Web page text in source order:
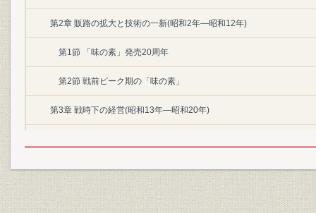
第2章 販路の拡大と技術の一新(昭和2年―昭和12年)
第1節 「味の素」発売20周年
第2節 戦前ピーク期の「味の素」
第3章 戦時下の経営(昭和13年―昭和20年)
第2節 軍需生産への全面移行
〔第II編〕